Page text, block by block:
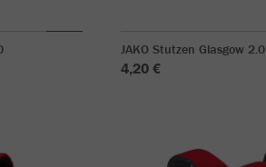
JAKO Stutzen Glasgow 2.0
4,20 €